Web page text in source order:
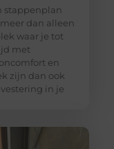
stappenplan
dan alleen
waar je tot
met
en
zijn dan ook
in je